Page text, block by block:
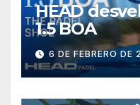
HEAD
1.5 BOA
6 DE FEBRERO DE